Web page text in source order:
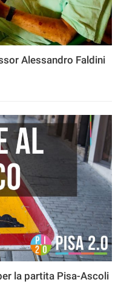
Alessandro Faldini
la partita Pisa-Ascoli